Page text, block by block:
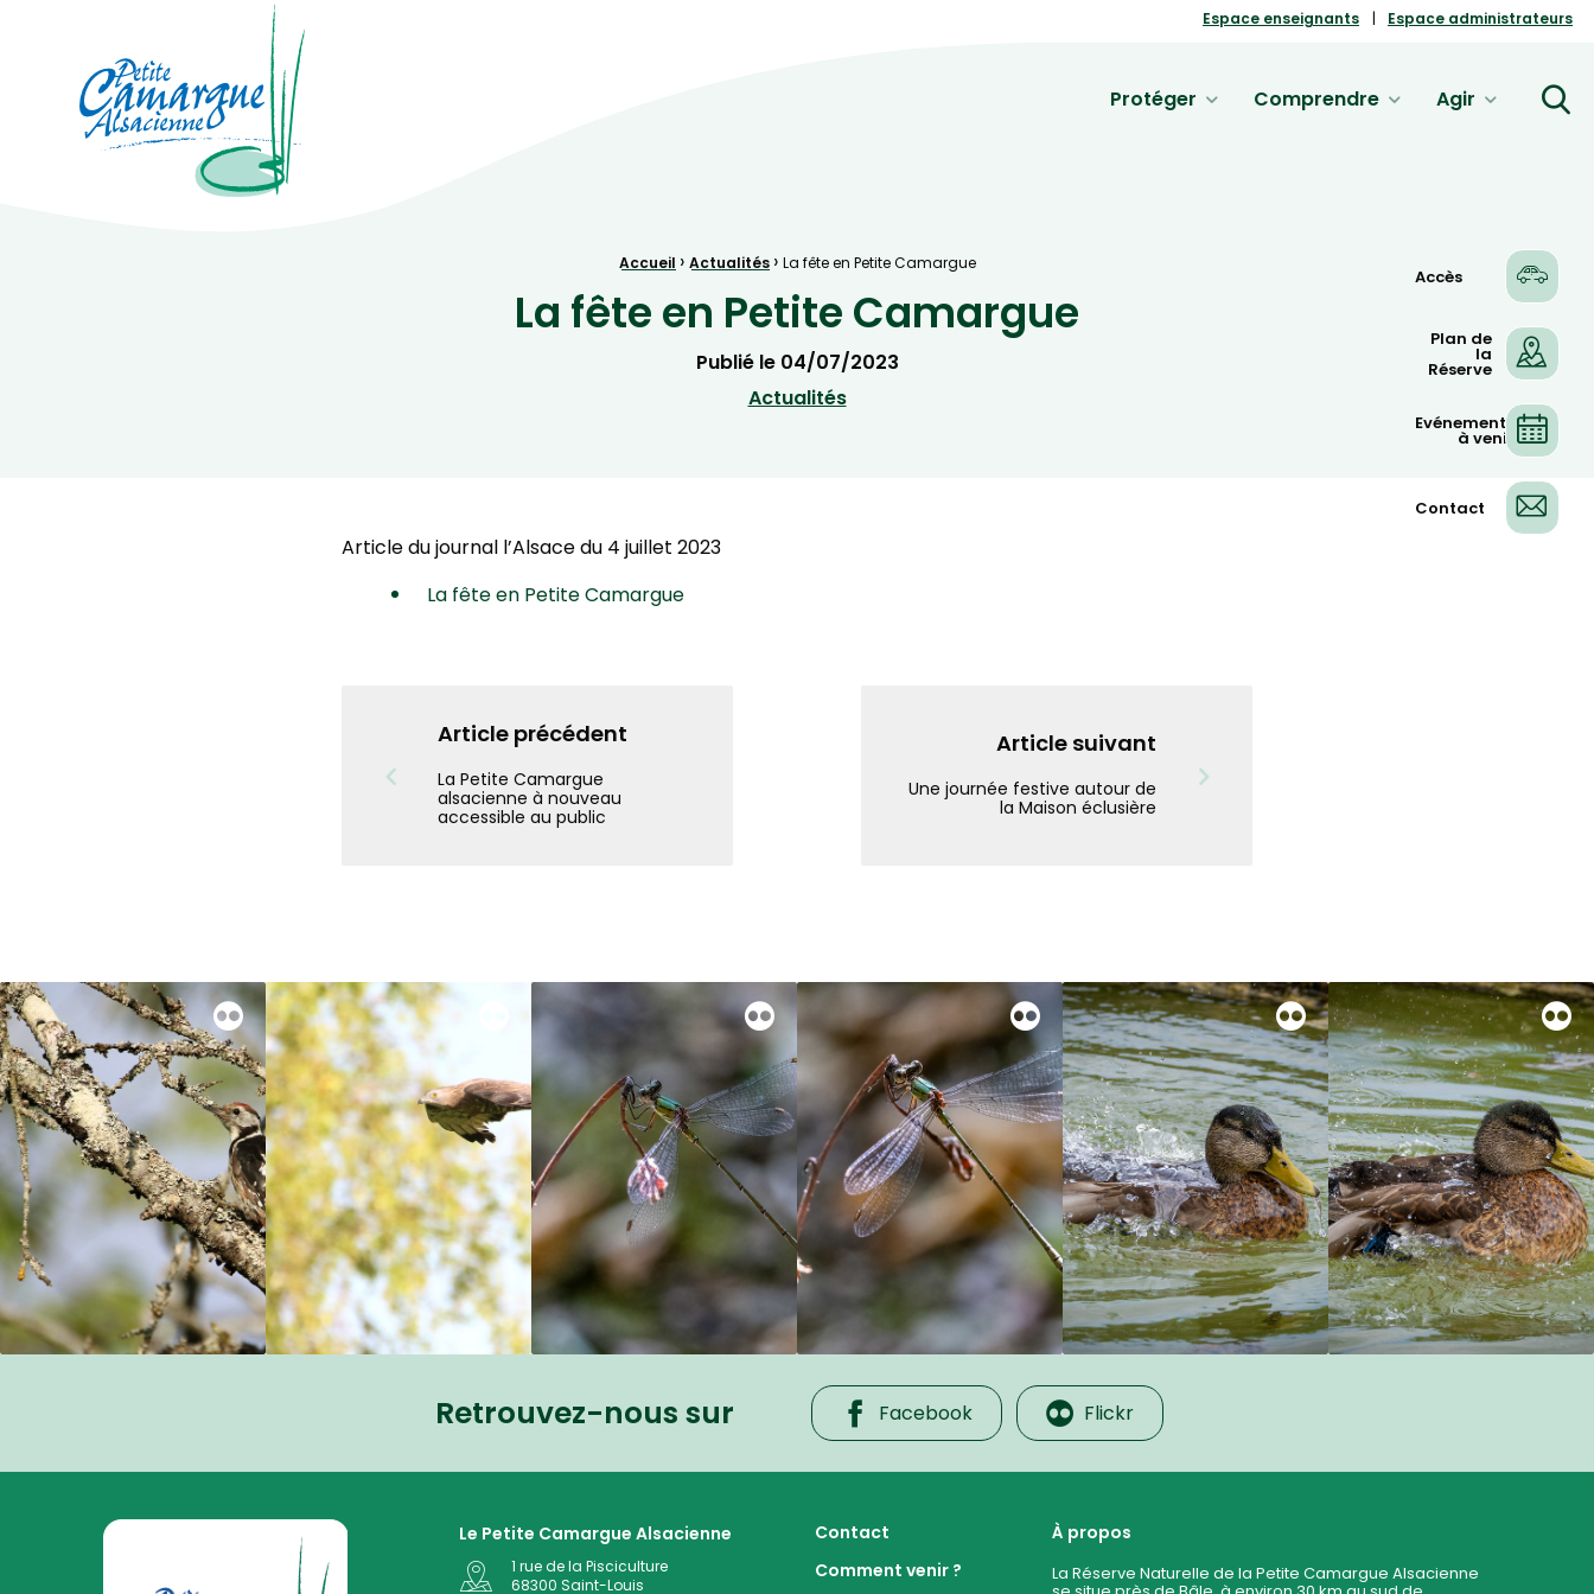
Espace enseignants Espace administrateurs
La Petite Camargue Alsacienne Réserve Naturelle au cœur de la plaine rhénane alluviale
Protéger Comprendre Agir
Accueil › Actualités › La fête en Petite Camargue
La fête en Petite Camargue
Publié le 04/07/2023
Actualités
Article du journal l’Alsace du 4 juillet 2023
La fête en Petite Camargue
Article précédent
La Petite Camargue
alsacienne à nouveau
accessible au public
Article suivant
Une journée festive autour de
la Maison éclusière
Retrouvez-nous sur Facebook Flickr
La Petite Camargue Alsacienne Réserve Naturelle au cœur de la plaine rhénane alluviale
Le Petite Camargue Alsacienne
1 rue de la Pisciculture
68300 Saint-Louis
Contact
Comment venir ?
À propos
La Réserve Naturelle de la Petite Camargue Alsacienne
Accès
Plan de
la
Réserve
Evénements
à venir
Contact